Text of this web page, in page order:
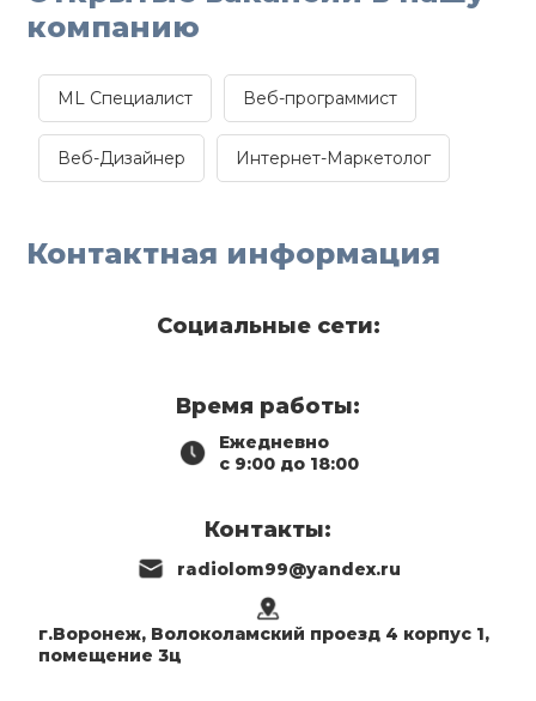
компанию
ML Специалист Веб-программист
Веб-Дизайнер Интернет-Маркетолог
Контактная информация
Социальные сети:
Время работы:
Ежедневно
с 9:00 до 18:00
Контакты:
radiolom99@yandex.ru
г.Воронеж, Волоколамский проезд 4 корпус 1,
помещение 3ц